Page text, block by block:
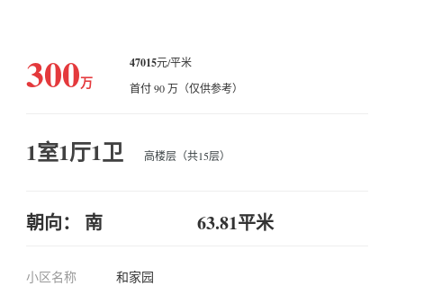
300万
47015元/平米
首付 90 万（仅供参考）
1室1厅1卫 高楼层（共15层）
朝向： 南 63.81平米
小区名称
和家园